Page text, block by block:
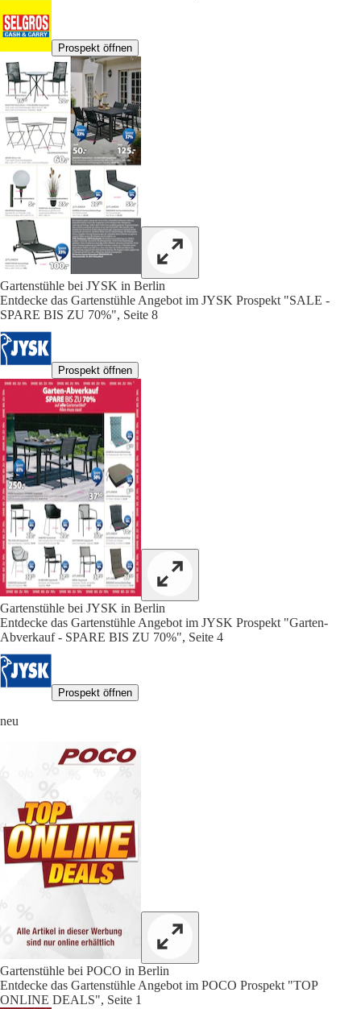
Prospekt öffnen
Gartenstühle bei JYSK in Berlin
Entdecke das Gartenstühle Angebot im JYSK Prospekt "SALE -
SPARE BIS ZU 70%", Seite 8
Prospekt öffnen
Gartenstühle bei JYSK in Berlin
Entdecke das Gartenstühle Angebot im JYSK Prospekt "Garten-
Abverkauf - SPARE BIS ZU 70%", Seite 4
Prospekt öffnen
neu
Gartenstühle bei POCO in Berlin
Entdecke das Gartenstühle Angebot im POCO Prospekt "TOP
ONLINE DEALS", Seite 1